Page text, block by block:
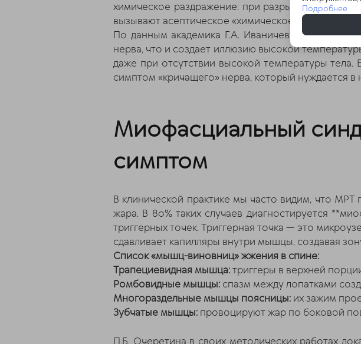
химическое раздражение: при разрыве
вызывают асептическое «химическое» воспаление.
По данным академика Г.А. Иваничева, такое
нерва, что и создает иллюзию высокой
даже при отсутствии высокой температуры тела.
симптом «кричащего» нерва, который нуждается
Миофасциальный
симптом
В клинической практике мы часто видим, что
жара. В 80% таких случаев диагностируется
триггерных точек. Триггерная точка — это
сдавливает капилляры внутри мышцы, создавая
Список «мышц-виновниц» жжения в спине:
Трапециевидная мышца:триггеры в верхней
Ромбовидные мышцы: спазм между лопатками
Многораздельные мышцы поясницы: их зажим
Зубчатые мышцы: провоцируют жар по боковой
Подробнее